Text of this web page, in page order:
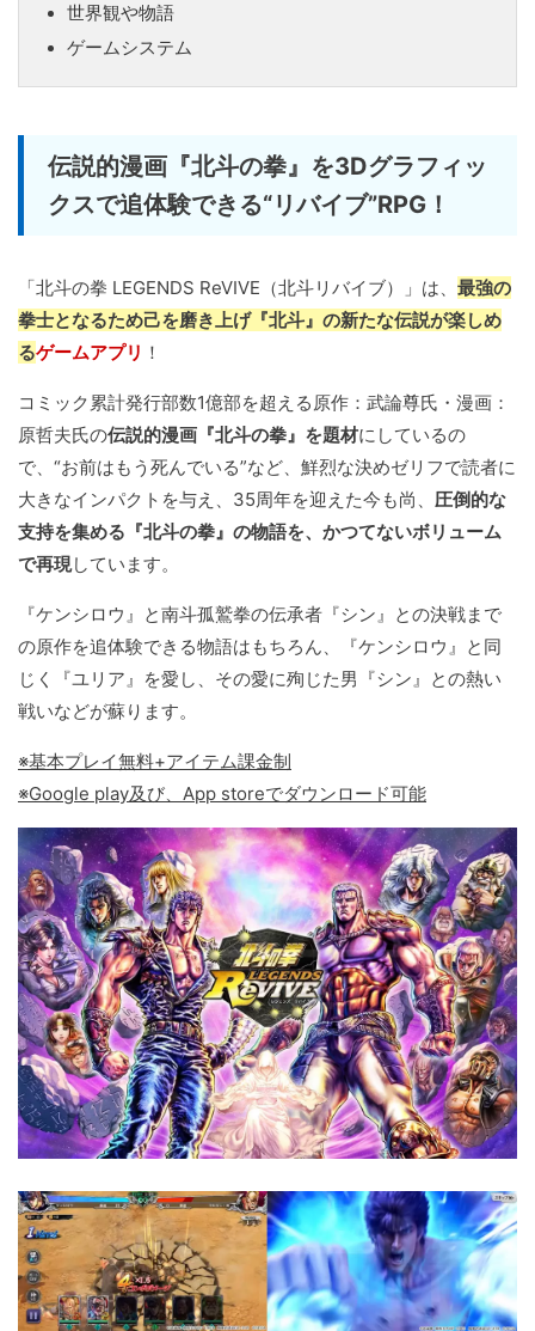
世界観や物語
ゲームシステム
伝説的漫画『北斗の拳』を3Dグラフィッ
クスで追体験できる“リバイブ”RPG！
「北斗の拳 LEGENDS ReVIVE（北斗リバイブ）」は、 最強の
拳士となるため己を磨き上げ『北斗』の新たな伝説が楽しめ
るゲームアプリ ！
コミック累計発行部数1億部を超える原作：武論尊氏・漫画：
原哲夫氏の伝説的漫画『北斗の拳』を題材にしているの
で、“お前はもう死んでいる”など、鮮烈な決めゼリフで読者に
大きなインパクトを与え、35周年を迎えた今も尚、 圧倒的な
支持を集める『北斗の拳』の物語を、かつてないボリューム
で再現しています。
『ケンシロウ』と南斗孤鷲拳の伝承者『シン』との決戦まで
の原作を追体験できる物語はもちろん、『ケンシロウ』と同
じく『ユリア』を愛し、その愛に殉じた男『シン』との熱い
戦いなどが蘇ります。
※基本プレイ無料+アイテム課金制
※Google play及び、App storeでダウンロード可能